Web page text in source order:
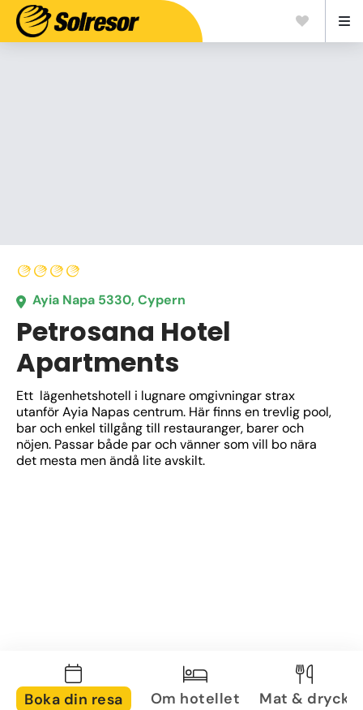
Ayia Napa 5330, Cypern
Petrosana Hotel
Apartments
Ett  lägenhetshotell i lugnare omgivningar strax
utanför Ayia Napas centrum. Här finns en trevlig pool,
bar och enkel tillgång till restauranger, barer och
nöjen. Passar både par och vänner som vill bo nära
det mesta men ändå lite avskilt.
Boka din resa Om hotellet Mat & dryck